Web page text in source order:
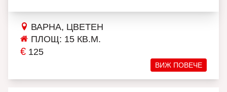
ВАРНА, ЦВЕТЕН
ПЛОЩ: 15 КВ.М.
€ 125
ВИЖ ПОВЕЧЕ